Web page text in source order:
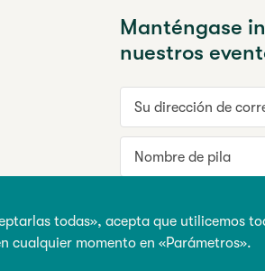
todas», acepta que utilicemos
cualquier momento en «Parámetros».
Manténgase
nuestros
Su dirección de
Nombre de pila
Inscribirse